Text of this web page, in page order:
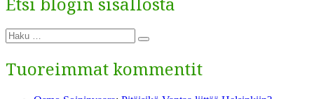
Etsi:
Haku
Tuoreimmat kommentit